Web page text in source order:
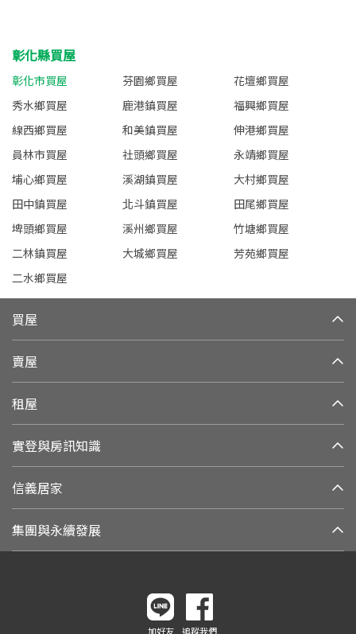
彰化縣買屋
彰化市買屋 芬園鄉買屋
花壇鄉買屋
秀水鄉買屋
鹿港鎮買屋
福興鄉買屋
線西鄉買屋
和美鎮買屋
伸港鄉買屋
員林市買屋
社頭鄉買屋
永靖鄉買屋
埔心鄉買屋
溪湖鎮買屋
大村鄉買屋
田中鎮買屋
北斗鎮買屋
田尾鄉買屋
埤頭鄉買屋
溪州鄉買屋
竹塘鄉買屋
二林鎮買屋
大城鄉買屋
芳苑鄉買屋
二水鄉買屋
買屋
賣屋
租屋
實登與房訊知識
信義居家
集團與永續發展
加好友 追蹤我們